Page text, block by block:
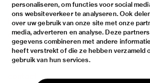
personaliseren, om functies voor social
ons websiteverkeer te analyseren. Ook
over uw gebruik van onze site met onze
media, adverteren en analyse. Deze
gegevens combineren met andere
heeft verstrekt of die ze hebben verzameld
gebruik van hun services.
over
het museum
de collectie
fondsen & partners